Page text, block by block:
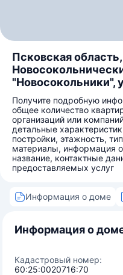
Псковская
"Новосокольники",
Получите подробную
общее количество
организаций или
детальные
постройки, этажность,
материалы, информация
название, контактные
предоставляемых услуг
Информация о доме
Информация о
Кадастровый номер:
60:25:0020716:70